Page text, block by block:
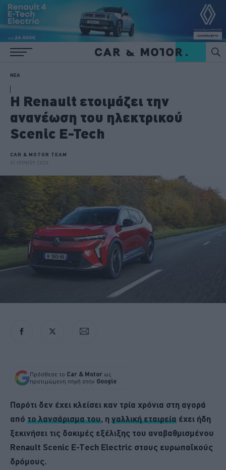
ΝΕΑ
H Renault ετοιμάζει την
ανανέωση του ηλεκτρικού
Scenic E-Tech
CAR & MOTOR TEAM
01 ΙΟΥΝΙΟΥ 2026
Πρόσθεσε το Car & Motor ως
προτιμώμενη πηγή στην Google
Παρότι δεν έχει κλείσει καν τρία χρόνια στη αγορά
από το λανσάρισμα του, η γαλλική εταιρεία έχει ήδη
ξεκινήσει τις δοκιμές εξέλιξης του αναβαθμισμένου
Renault Scenic E-Tech Electric στους ευρωπαϊκούς
δρόμους.